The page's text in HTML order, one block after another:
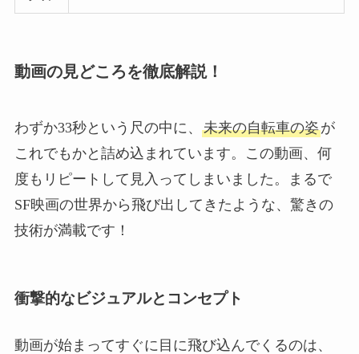
動画の見どころを徹底解説！
わずか33秒という尺の中に、 未来の自転車の姿が
これでもかと詰め込まれています。この動画、何
度もリピートして見入ってしまいました。まるで
SF映画の世界から飛び出してきたような、驚きの
技術が満載です！
衝撃的なビジュアルとコンセプト
動画が始まってすぐに目に飛び込んでくるのは、